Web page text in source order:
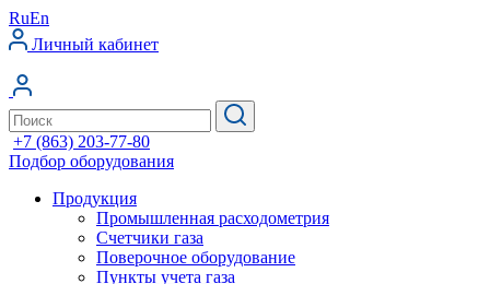
RuEn
Личный кабинет
+7 (863) 203-77-80
Подбор оборудования
Продукция
Промышленная расходометрия
Счетчики газа
Поверочное оборудование
Пункты учета газа